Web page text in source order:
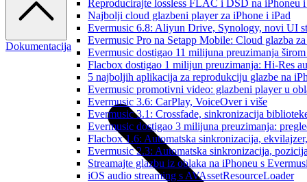
Reproducirajte lossless FLAC i DSD na iPhoneu
Najbolji cloud glazbeni player za iPhone i iPad
Evermusic 6.8: Aliyun Drive, Synology, novi UI
Evermusic Pro na Setapp Mobile: Cloud glazba
Evermusic dostigao 11 milijuna preuzimanja
Flacbox dostigao 1 milijun preuzimanja: Hi-Res
5 najboljih aplikacija za reprodukciju glazbe na
Evermusic promotivni video: glazbeni player u
Evermusic 3.6: CarPlay, VoiceOver i više
Evermusic 3.1: Crossfade, sinkronizacija
Evermusic dostigao 3 milijuna preuzimanja:
Flacbox 1.6: Automatska sinkronizacija,
Evermusic 2.3: Automatska sinkronizacija,
Streamajte glazbu iz oblaka na iPhoneu s
iOS audio streaming s AVAssetResourceLoader
Dokumentacija